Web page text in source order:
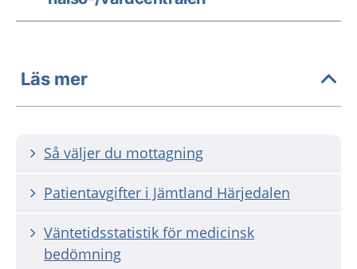
Läs mer
Så väljer du mottagning
Patientavgifter i Jämtland Härjedalen
Väntetidsstatistik för medicinsk
bedömning